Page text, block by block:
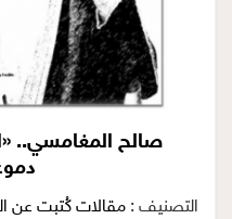
صالح المغامسي..
التصنيف : مقالات كُتبت عن